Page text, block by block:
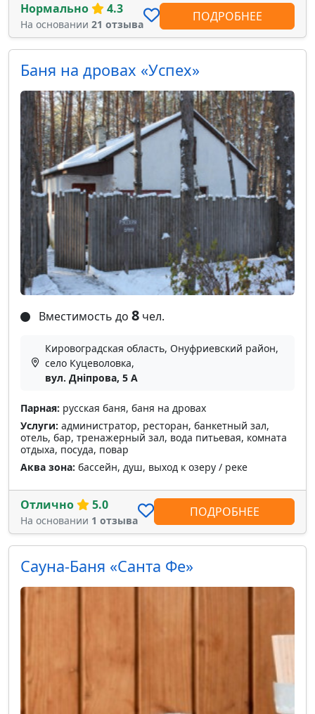
Нормально 4.3
На основании 21 отзыва
ПОДРОБНЕЕ
Баня на дровах «Успех»
Вместимость до 8 чел.
Кировоградская область, Онуфриевский район,
село Куцеволовка,
вул. Дніпрова, 5 А
Парная: русская баня, баня на дровах
Услуги: администратор, ресторан, банкетный зал,
отель, бар, тренажерный зал, вода питьевая, комната
отдыха, посуда, повар
Аква зона: бассейн, душ, выход к озеру / реке
Отлично 5.0
На основании 1 отзыва
ПОДРОБНЕЕ
Сауна-Баня «Санта Фе»